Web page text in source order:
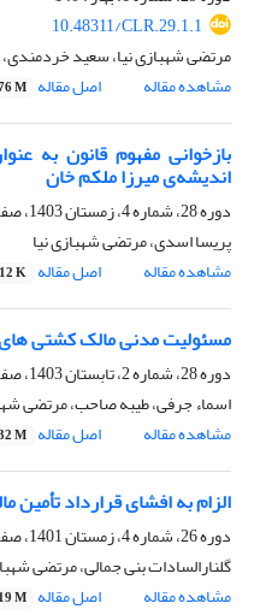
10.48311/CLR.29.1.1
مرتضی شهبازی نیا، سعید
مشاهده مقاله
اصل مقاله M
بازخوانی مفهوم قانون به
اندیشه‌ی میرزا ‌ملکم خان
دوره 28، شماره 4، زمستان 1403، صفحه
پریسا اسدی، مرتضی شهبازی نیا
مشاهده مقاله
اصل مقاله K
مسئولیت مدنی مالک کشتی
دوره 28، شماره 2، تابستان 1403، صفحه
اسماء جرفی، طیبه صاحب، مرتضی
مشاهده مقاله
اصل مقاله M
الزام به افشای قرارداد تأمین
دوره 26، شماره 4، زمستان 1401، صفحه
گلنارالسادات بنی جمالی، مرتضی
مشاهده مقاله
اصل مقاله M